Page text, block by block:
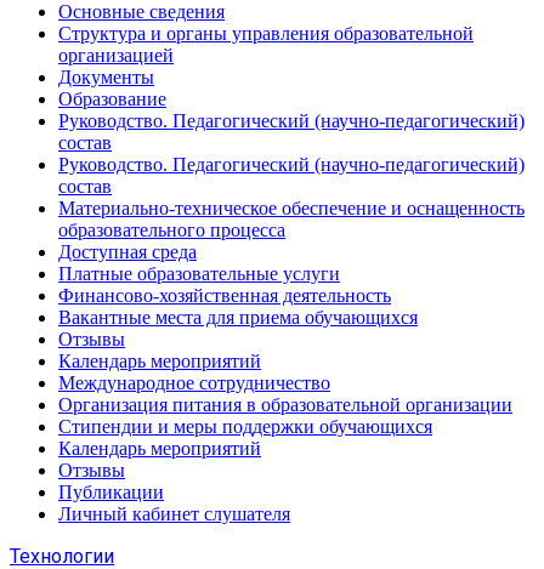
Основные сведения
Структура и органы управления образовательной
организацией
Документы
Образование
Руководство. Педагогический (научно-педагогический)
состав
Руководство. Педагогический (научно-педагогический)
состав
Материально-техническое обеспечение и оснащенность
образовательного процесса
Доступная среда
Платные образовательные услуги
Финансово-хозяйственная деятельность
Вакантные места для приема обучающихся
Отзывы
Календарь мероприятий
Международное сотрудничество
Организация питания в образовательной организации
Стипендии и меры поддержки обучающихся
Календарь мероприятий
Отзывы
Публикации
Личный кабинет слушателя
Технологии